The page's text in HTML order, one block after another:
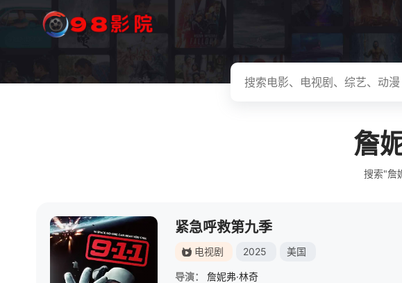
詹
搜索"詹
紧急呼救第九季
电视剧 2025 美国
导演：
詹妮弗·林奇